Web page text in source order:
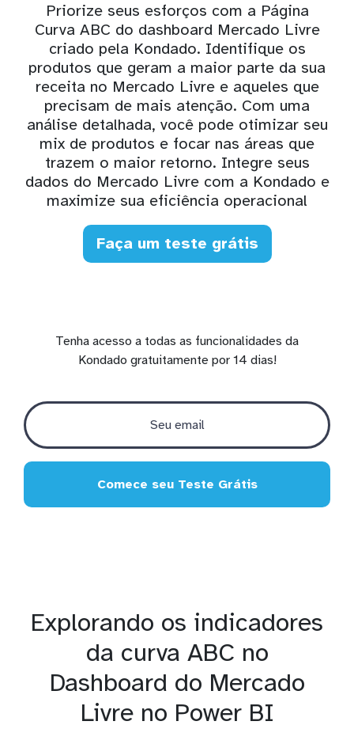
Priorize seus esforços com a Página
Curva ABC do dashboard Mercado Livre
criado pela Kondado. Identifique os
produtos que geram a maior parte da sua
receita no Mercado Livre e aqueles que
precisam de mais atenção. Com uma
análise detalhada, você pode otimizar seu
mix de produtos e focar nas áreas que
trazem o maior retorno. Integre seus
dados do Mercado Livre com a Kondado e
maximize sua eficiência operacional
Faça um teste grátis
Tenha acesso a todas as funcionalidades da
Kondado gratuitamente por 14 dias!
Comece seu Teste Grátis
Explorando os indicadores
da curva ABC no
Dashboard do Mercado
Livre no Power BI